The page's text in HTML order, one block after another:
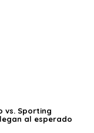
vs. Sporting
al esperado